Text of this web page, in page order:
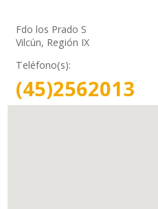
Fdo los Prado S
Vilcún, Región IX
Teléfono(s):
(45)2562013